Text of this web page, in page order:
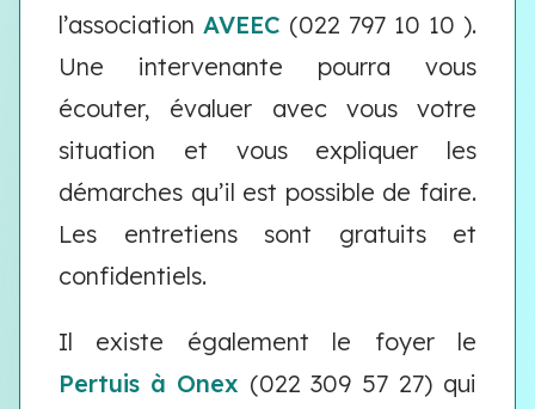
l’association AVEEC (022 797 10 10 ).
Une intervenante pourra vous
écouter, évaluer avec vous votre
situation et vous expliquer les
démarches qu’il est possible de faire.
Les entretiens sont gratuits et
confidentiels.
Il existe également le foyer le
Pertuis à Onex (022 309 57 27) qui